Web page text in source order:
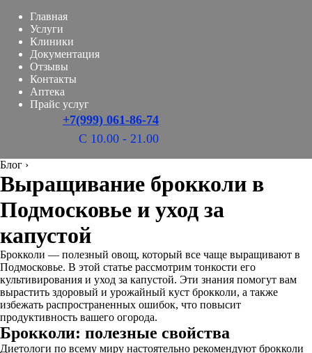
Главная
Услуги
Клиники
Документация
Отзывы
Контакты
Аптека
Прайс услуг
+7(999) 061-86-74
С 10.00 - 21.00
Блог ›
Выращивание брокколи в
Подмосковье и уход за
капустой
Брокколи — полезный овощ, который все чаще выращивают в
Подмосковье. В этой статье рассмотрим тонкости его
культивирования и уход за капустой. Эти знания помогут вам
вырастить здоровый и урожайный куст брокколи, а также
избежать распространенных ошибок, что повысит
продуктивность вашего огорода.
Брокколи: полезные свойства
Диетологи по всему миру настоятельно рекомендуют брокколи